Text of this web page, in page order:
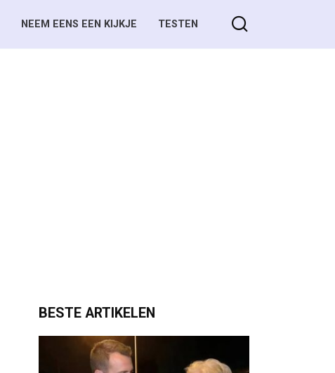
NEEM EENS EEN KIJKJE TESTEN
BESTE ARTIKELEN